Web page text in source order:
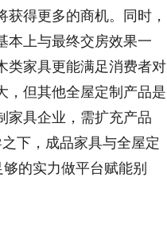
得更多的商机。同时，
本上与最终交房效果一
类家具更能满足消费者对
，但其他全屋定制产品是
家具企业，需扩充产品
下，成品家具与全屋定
的实力做平台赋能别